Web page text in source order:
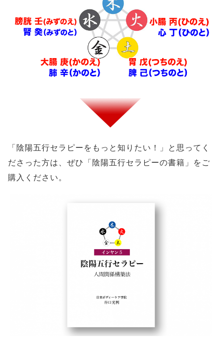
「陰陽五行セラピーをもっと知りたい！」と思ってく
ださった方は、ぜひ「陰陽五行セラピーの書籍」をご
購入ください。